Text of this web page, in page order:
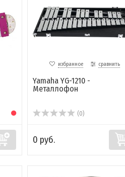
избранное сравнить
Yamaha YG-1210 -
Металлофон
(0)
0 руб.